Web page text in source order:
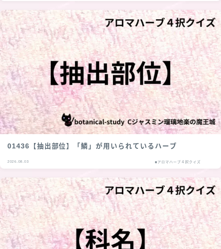
01436【抽出部位】「鱗」が用いられているハーブ
2026.08.03 ■アロマハーブ４択クイズ